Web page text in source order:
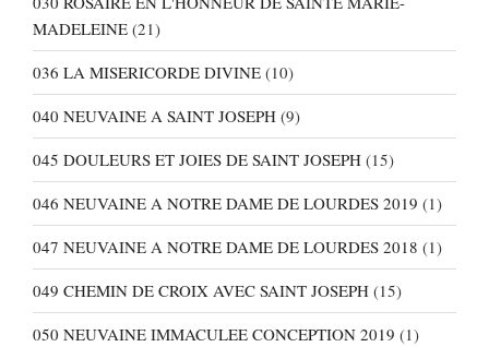
MADELEINE (21)
036 LA MISERICORDE DIVINE (10)
040 NEUVAINE A SAINT JOSEPH (9)
045 DOULEURS ET JOIES DE SAINT JOSEPH (15)
046 NEUVAINE A NOTRE DAME DE LOURDES 2019 (1)
047 NEUVAINE A NOTRE DAME DE LOURDES 2018 (1)
049 CHEMIN DE CROIX AVEC SAINT JOSEPH (15)
050 NEUVAINE IMMACULEE CONCEPTION 2019 (1)